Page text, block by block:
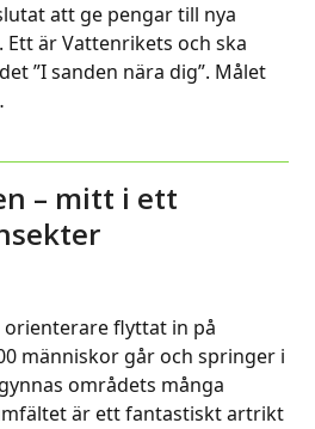
att ge pengar till nya
Ett är Vattenrikets och ska
”I sanden nära dig”. Målet
– mitt i ett
orienterare flyttat in på
människor går och springer i
områdets många
är ett fantastiskt artrikt